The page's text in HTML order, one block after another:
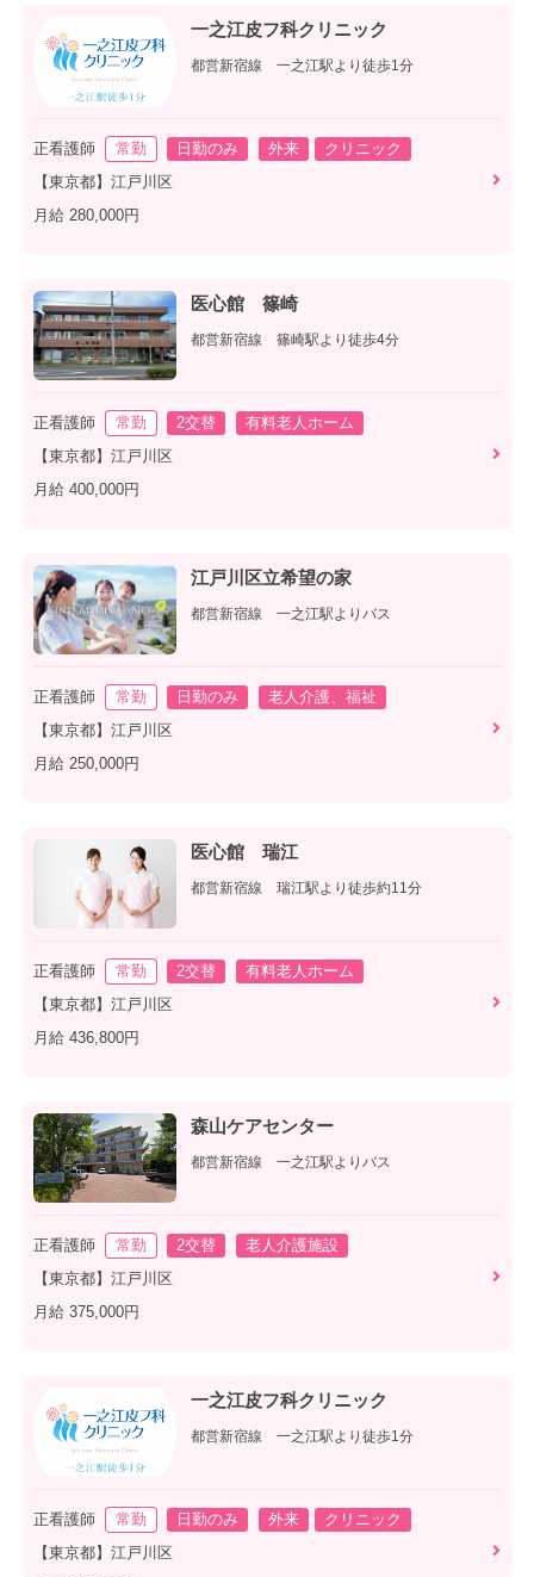
一之江皮フ科クリニック
都営新宿線 一之江駅より徒歩1分
正看護師 常勤 日勤のみ 外来
クリニック
【東京都】江戸川区
月給 280,000円
医心館 篠崎
都営新宿線 篠崎駅より徒歩4分
正看護師 常勤 2交替
有料老人ホーム
【東京都】江戸川区
月給 400,000円
江戸川区立希望の家
都営新宿線 一之江駅よりバス
正看護師 常勤 日勤のみ
老人介護、福祉
【東京都】江戸川区
月給 250,000円
医心館 瑞江
都営新宿線 瑞江駅より徒歩約11分
正看護師 常勤 2交替
有料老人ホーム
【東京都】江戸川区
月給 436,800円
森山ケアセンター
都営新宿線 一之江駅よりバス
正看護師 常勤 2交替
老人介護施設
【東京都】江戸川区
月給 375,000円
一之江皮フ科クリニック
都営新宿線 一之江駅より徒歩1分
正看護師 常勤 日勤のみ 外来
クリニック
【東京都】江戸川区